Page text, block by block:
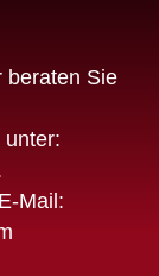
beraten Sie
unter:
Mail: